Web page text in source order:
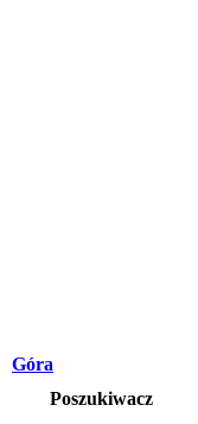
Góra
Poszukiwacz